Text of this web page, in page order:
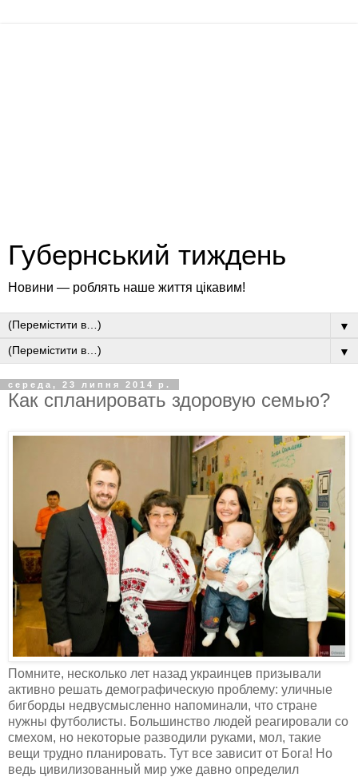
Губернський тиждень
Новини — роблять наше життя цікавим!
▼
▼
середа, 23 липня 2014 р.
Как спланировать здоровую семью?
Помните, несколько лет назад украинцев призывали
активно решать демографическую проблему: уличные
бигборды недвусмысленно напоминали, что стране
нужны футболисты. Большинство людей реагировали со
смехом, но некоторые разводили руками, мол, такие
вещи трудно планировать. Тут все зависит от Бога! Но
ведь цивилизованный мир уже давно определил